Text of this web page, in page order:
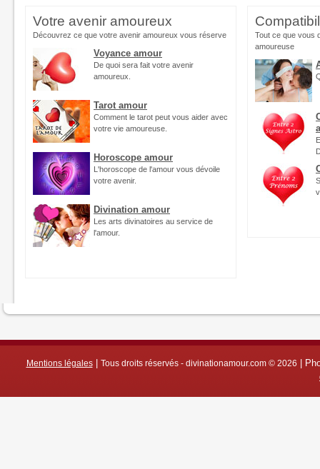
Votre avenir amoureux
Découvrez ce que votre avenir amoureux vous réserve
Voyance amour
De quoi sera fait votre avenir
amoureux.
Tarot amour
Comment le tarot peut vous aider avec
votre vie amoureuse.
Horoscope amour
L'horoscope de l'amour vous dévoile
votre avenir.
Divination amour
Les arts divinatoires au service de
l'amour.
Tout ce que vous
amoureuse
Mentions légales| Tous droits réservés - divinationamour.com © 2026